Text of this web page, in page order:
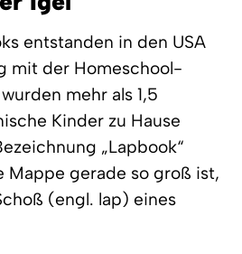
entstanden in den USA
mit der Homeschool-
mehr als 1,5
Kinder zu Hause
„Lapbook“
Mappe gerade so groß ist,
(engl. lap) eines